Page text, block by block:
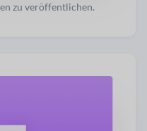
zu veröffentlichen.